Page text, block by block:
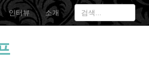
인터뷰 소개